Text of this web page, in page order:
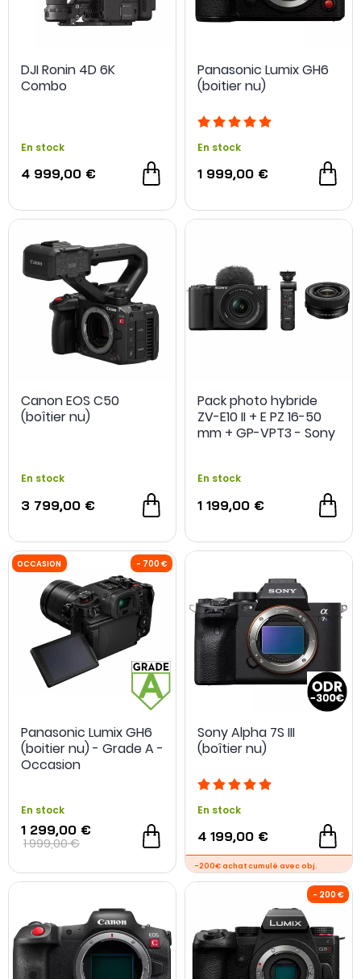
NOUVEAU
DJI Ronin 4D 6K
Combo
En stock
4 999,00 €
Panasonic Lumix GH6
(boitier nu)
En stock
1 999,00 €
Canon EOS C50
(boîtier nu)
En stock
3 799,00 €
Pack photo hybride
ZV-E10 II + E PZ 16-50
mm + GP-VPT3 - Sony
En stock
1 199,00 €
Panasonic Lumix GH6
(boitier nu) - Grade A -
Occasion
En stock
1 299,00 €
1 999,00 €
Sony Alpha 7S III
(boîtier nu)
En stock
4 199,00 €